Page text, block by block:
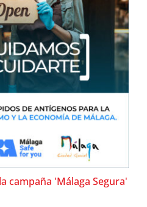
campaña 'Málaga Segura'